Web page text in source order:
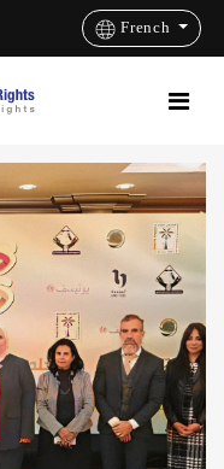
French